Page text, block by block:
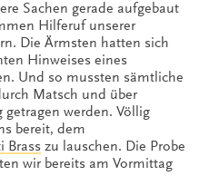
Sachen gerade aufgebaut
Hilferuf unserer
Die Ärmsten hatten sich
Hinweises eines
Und so mussten sämtliche
Matsch und über
werden. Völlig
bereit, dem
Brass zu lauschen. Die Probe
wir bereits am Vormittag